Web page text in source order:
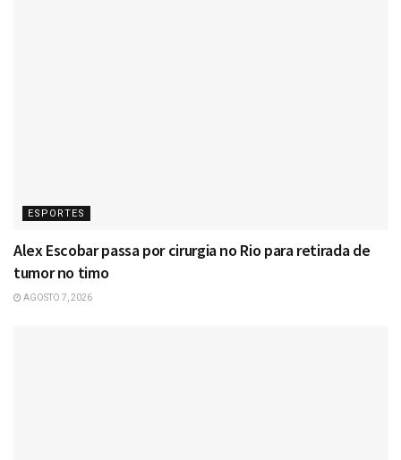
ESPORTES
Alex Escobar passa por cirurgia no Rio para retirada de
tumor no timo
AGOSTO 7, 2026